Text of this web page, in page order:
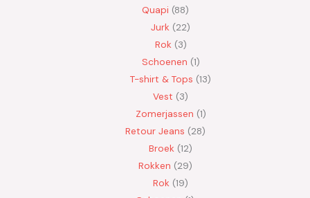
Quapi 88
Jurk 22
Rok 3
Schoenen 1
T-shirt & Tops 13
Vest
3
Zomerjassen 1
Retour Jeans
28
Broek 12
Rokken
29
Rok 19